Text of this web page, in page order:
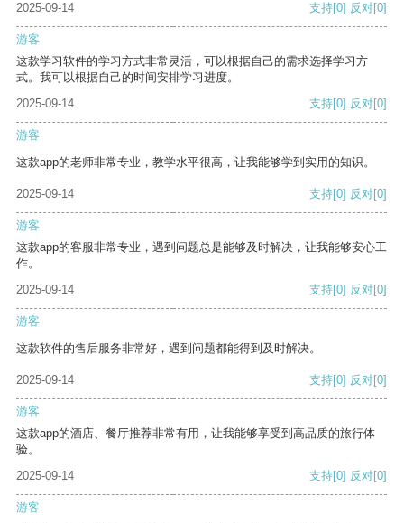
2025-09-14
支持[0] 反对[0]
游客
这款学习软件的学习方式非常灵活，可以根据自己的需求选择学习方
式。我可以根据自己的时间安排学习进度。
2025-09-14
支持[0] 反对[0]
游客
这款app的老师非常专业，教学水平很高，让我能够学到实用的知识。
2025-09-14 支持[0] 反对[0]
游客
这款app的客服非常专业，遇到问题总是能够及时解决，让我能够安心工
作。
2025-09-14
支持[0] 反对[0]
游客
这款软件的售后服务非常好，遇到问题都能得到及时解决。
2025-09-14 支持[0] 反对[0]
游客
这款app的酒店、餐厅推荐非常有用，让我能够享受到高品质的旅行体
验。
2025-09-14
支持[0] 反对[0]
游客